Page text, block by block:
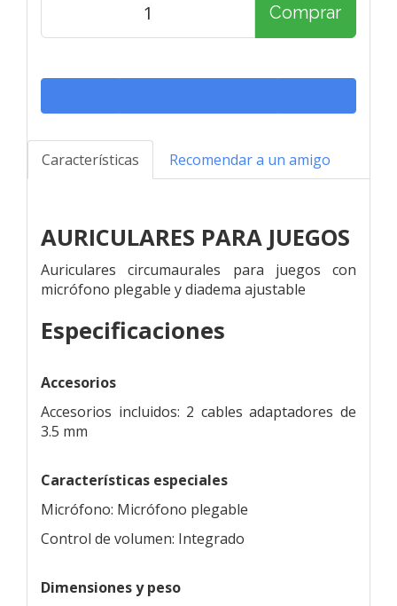
Comprar
Características Recomendar a un amigo
AURICULARES PARA JUEGOS
Auriculares circumaurales para juegos con
micrófono plegable y diadema ajustable
Especificaciones
Accesorios
Accesorios incluidos: 2 cables adaptadores de
3.5 mm
Características especiales
Micrófono: Micrófono plegable
Control de volumen: Integrado
Dimensiones y peso